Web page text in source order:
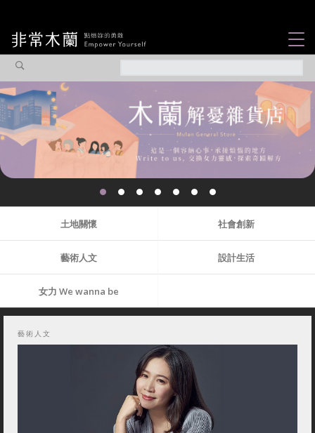
焦點企劃
社會企業
土地關懷 社會創新
藝術人文 設計生活
女力 We wanna be
藝術人文